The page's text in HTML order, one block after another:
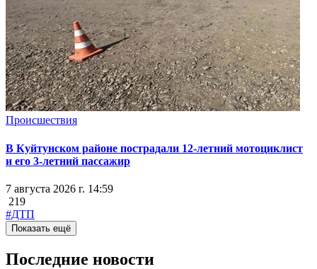
Происшествия
В Куйтунском районе пострадали 12-летний мотоциклист
и его 3-летний пассажир
7 августа 2026 г. 14:59
219
#ДТП
Показать ещё
Последние новости